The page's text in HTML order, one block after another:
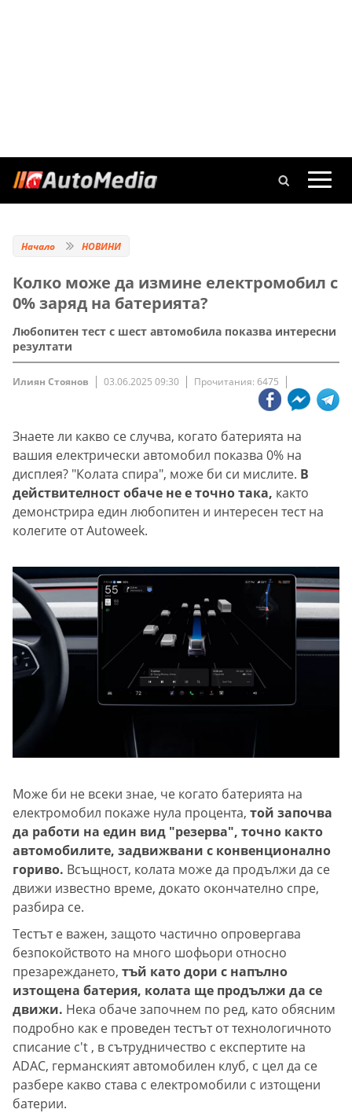
Начало НОВИНИ
Колко може да измине електромобил с
0% заряд на батерията?
Любопитен тест с шест автомобила показва интересни
резултати
Илиян Стоянов 03.06.2025 09:30 Прочитания: 6475
Знаете ли какво се случва, когато батерията на
вашия електрически автомобил показва 0% на
дисплея? "Колата спира", може би си мислите. В
действителност обаче не е точно така, както
демонстрира един любопитен и интересен тест на
колегите от Autoweek.
Може би не всеки знае, че когато батерията на
електромобил покаже нула процента, той започва
да работи на един вид "резерва", точно както
автомобилите, задвижвани с конвенционално
гориво. Всъщност, колата може да продължи да се
движи известно време, докато окончателно спре,
разбира се.
Тестът е важен, защото частично опровергава
безпокойството на много шофьори относно
презареждането, тъй като дори с напълно
изтощена батерия, колата ще продължи да се
движи. Нека обаче започнем по ред, като обясним
подробно как е проведен тестът от технологичното
списание c't , в сътрудничество с експертите на
ADAC, германският автомобилен клуб, с цел да се
разбере какво става с електромобили с изтощени
батерии.